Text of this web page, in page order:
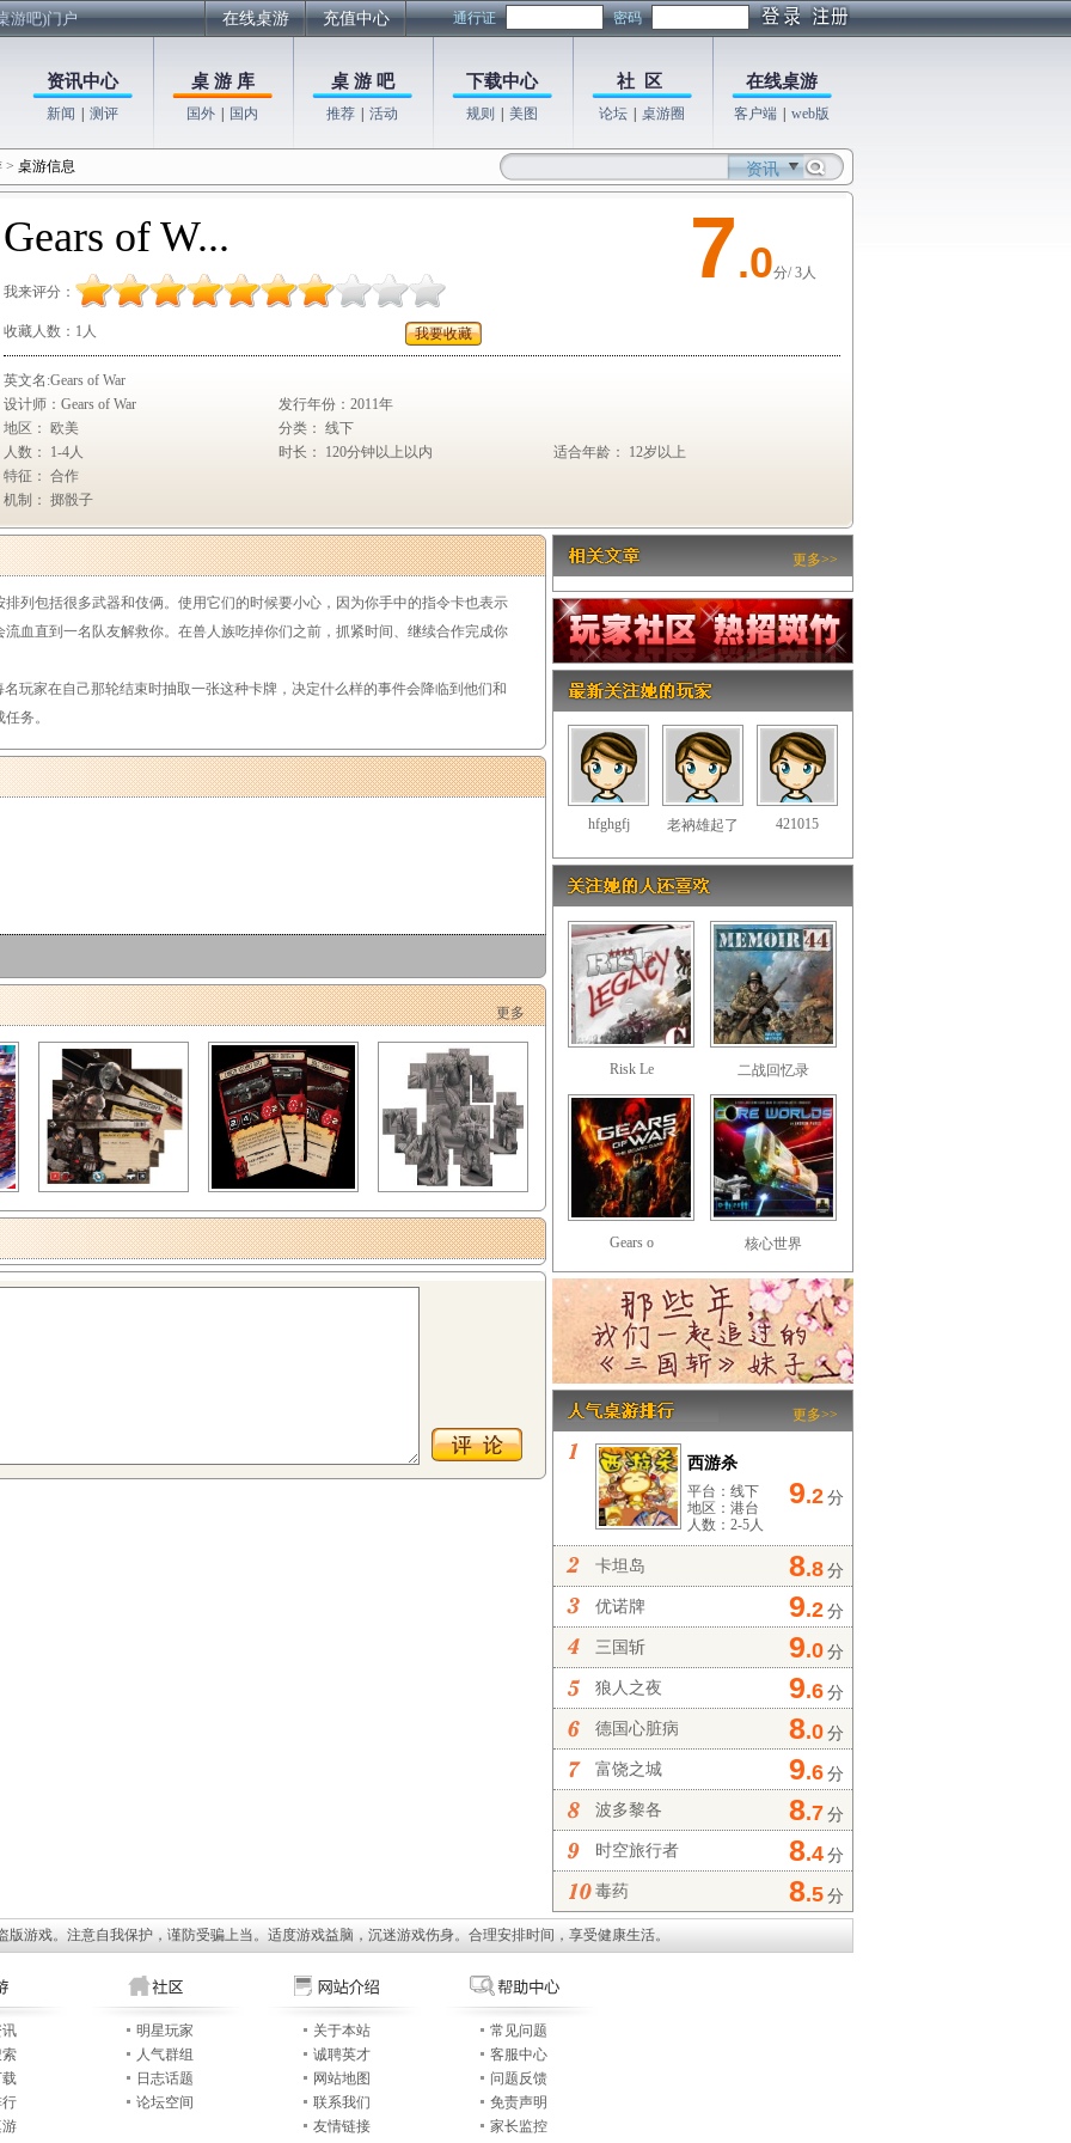
游吧)门户 在线桌游 充值中心 通行证 密码
资讯中心
新闻 测评
桌 游 库
国外 国内
桌 游 吧
推荐 活动
下载中心
规则 美图
社 区
论坛 桌游圈
在线桌游
客户端 web版
> 桌游信息 资讯
Gears of W...
我来评分：
收藏人数： 1人
7.0分/ 3人
我要收藏
英文名:Gears of War
设计师：Gears of War
发行年份：2011年
地区： 欧美
分类： 线下
人数： 1-4人
时长： 120分钟以上以内
适合年龄： 12岁以上
特征： 合作
机制： 掷骰子
列包括很多武器和伎俩。使用它们的时候要小心，因为你手中的指令卡也表示
血直到一名队友解救你。在兽人族吃掉你们之前，抓紧时间、继续合作完成你
玩家在自己那轮结束时抽取一张这种卡牌，决定什么样的事件会降临到他们和
务。
更多
更多>>
hfghgfj 老衲雄起了 421015
Risk Le 二战回忆录
Gears o 核心世界
更多>>
9.2 分
西游杀
平台：线下
地区：港台
人数：2-5人
8.8 分
卡坦岛
9.2 分
优诺牌
9.0 分
三国斩
9.6 分
狼人之夜
8.0 分
德国心脏病
9.6 分
富饶之城
8.7 分
波多黎各
8.4 分
时空旅行者
8.5 分
毒药
版游戏。注意自我保护，谨防受骗上当。适度游戏益脑，沉迷游戏伤身。合理安排时间，享受健康生活。
明星玩家
人气群组
日志话题
论坛空间
关于本站
诚聘英才
网站地图
联系我们
友情链接
常见问题
客服中心
问题反馈
免责声明
家长监控